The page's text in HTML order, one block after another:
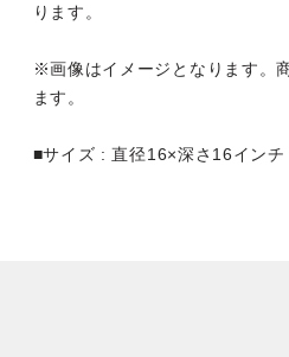
ります。
※画像はイメージとなります。
ます。
■サイズ : 直径16×深さ16インチ